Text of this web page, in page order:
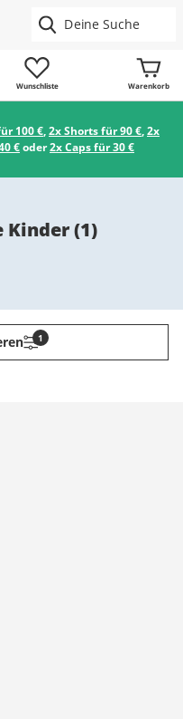
Wunschliste Warenkorb
100 €,2x Shorts für 90 €,2x
€oder2x Caps für 30 €
Kinder(1)
1